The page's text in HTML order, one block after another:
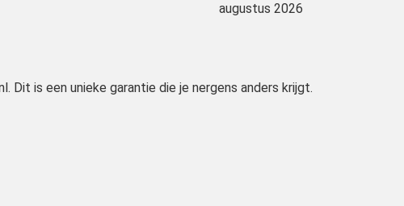
augustus 2026
Dit is een unieke garantie die je nergens anders krijgt.